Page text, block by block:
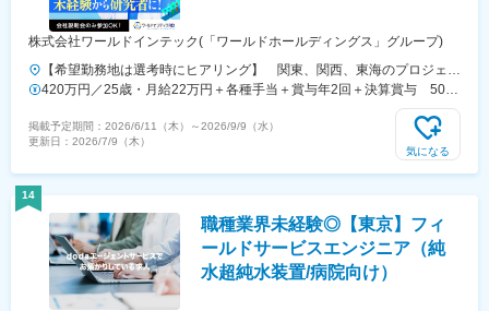
株式会社ワールドインテック(「ワールドホールディングス」グループ)
【希望勤務地は選考時にヒアリング】 関東、関西、東海のプロジェク
ト先あり！【主要勤務地】 東京都、神奈川県、埼玉県、千葉県、茨城
県、栃木県、群馬県、大阪府、兵庫県、京都府、滋賀県、静岡県、愛知
県、三重県、広島県、福岡県※住宅補助あり！（月6万7000円まで会社
補助）【配属先一例】中外製薬株式会社中外製薬工業株式会社株式会社
高田製薬株式会社株式会社理研ジェネシス株式会社マテリアルゲート三
井化学EMS株式会社株式会社エネコート 他＼NEW！エリア制度導入
／全国でスキルを伸ばしたい方も、好きな場所で研究をしたい方も、ご
希望をお聞かせください！詳細は選考時にご案内いたします。
420万円／25歳・月給22万円＋各種手当＋賞与年2回＋決算賞与 500
掲載予定期間： 2026/6/11（木） ～2026/9/9（水）
更新日： 2026/7/9（木）
気になる
14
職種業界未経験◎【東京】フィ
ールドサービスエンジニア（純
水超純水装置/病院向け）